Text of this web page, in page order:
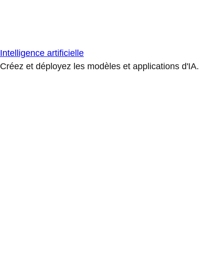
Intelligence artificielle
Créez et déployez les modèles et applications d'IA.